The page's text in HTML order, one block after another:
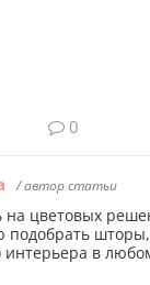
0
/ автор статьи
на цветовых
подобрать
интерьера в